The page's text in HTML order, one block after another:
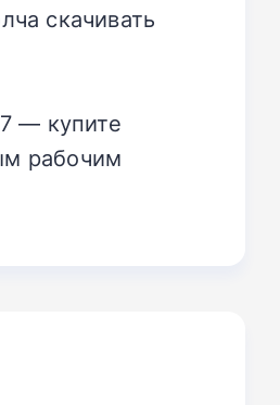
скачивать
— купите
рабочим